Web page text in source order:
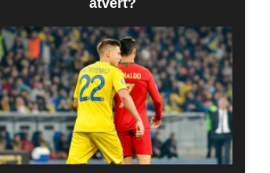
átvert?